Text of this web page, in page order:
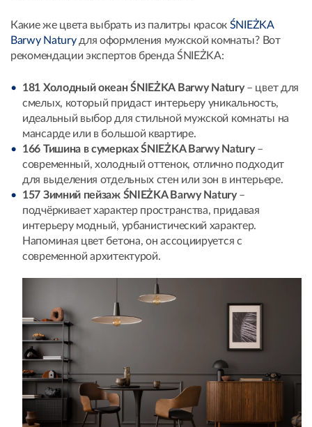
Какие же цвета выбрать из палитры красок ŚNIEŻKA
Barwy Naturyдля оформления мужской комнаты? Вот
рекомендации экспертов бренда ŚNIEŻKA:
181 Холодный океан ŚNIEŻKA Barwy Natury– цвет для
смелых, который придаст интерьеру уникальность,
идеальный выбор для стильной мужской комнаты на
мансарде или в большой квартире.
166 Тишина в сумерках ŚNIEŻKA Barwy Natury–
современный, холодный оттенок, отлично подходит
для выделения отдельных стен или зон в интерьере.
157 Зимний пейзаж ŚNIEŻKA Barwy Natury–
подчёркивает характер пространства, придавая
интерьеру модный, урбанистический характер.
Напоминая цвет бетона, он ассоциируется с
современной архитектурой.